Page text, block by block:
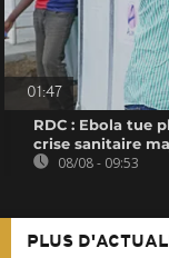
01:47
RDC : Ebola tue
crise sanitaire
08/08 - 09:53
PLUS